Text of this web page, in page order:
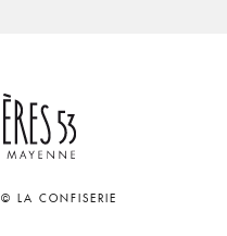
© LA CONFISERIE